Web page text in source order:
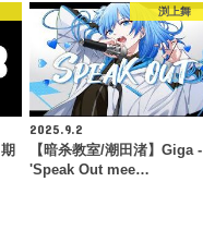
渕上舞
2025.9.2
【暗杀教室/潮田渚】Giga -
'Speak Out mee…